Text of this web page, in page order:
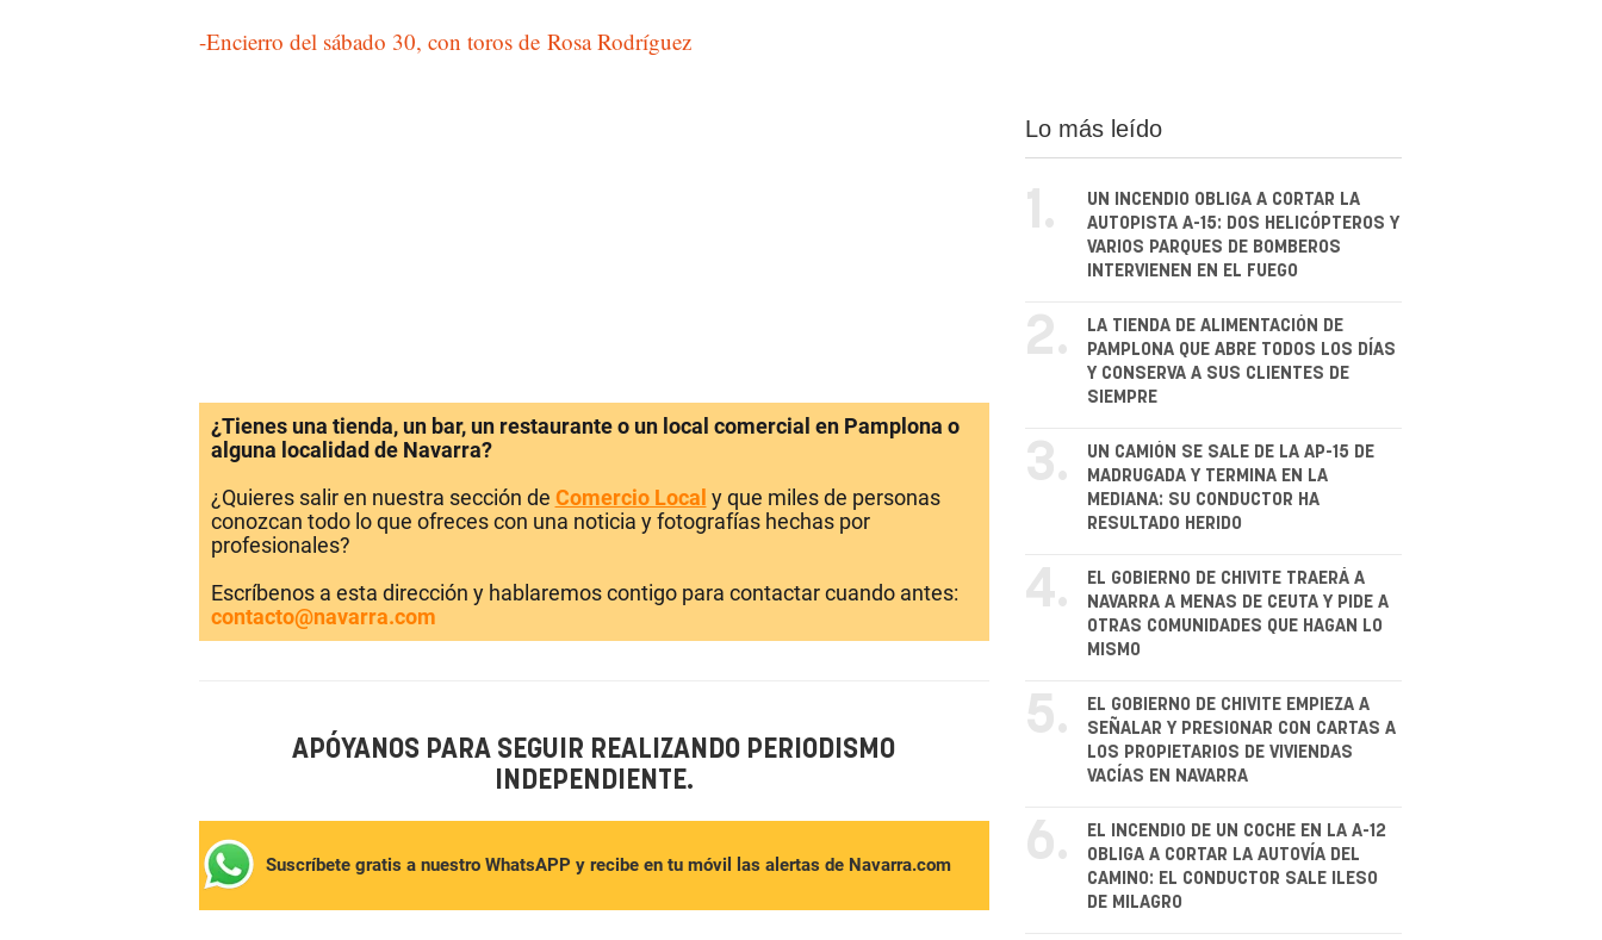
-Encierro del sábado 30, con toros de Rosa Rodríguez
¿Tienes una tienda, un bar, un restaurante o un local comercial en Pamplona o
alguna localidad de Navarra?
¿Quieres salir en nuestra sección de Comercio Local y que miles de personas
conozcan todo lo que ofreces con una noticia y fotografías hechas por
profesionales?
Escríbenos a esta dirección y hablaremos contigo para contactar cuando antes:
contacto@navarra.com
APÓYANOS PARA SEGUIR REALIZANDO PERIODISMO
INDEPENDIENTE.
Suscríbete gratis a nuestro WhatsAPP y recibe en tu móvil las alertas de Navarra.com
Lo más leído
1.
UN INCENDIO OBLIGA A CORTAR LA
AUTOPISTA A-15: DOS HELICÓPTEROS Y
VARIOS PARQUES DE BOMBEROS
INTERVIENEN EN EL FUEGO
2.
LA TIENDA DE ALIMENTACIÓN DE
PAMPLONA QUE ABRE TODOS LOS DÍAS
Y CONSERVA A SUS CLIENTES DE
SIEMPRE
3.
UN CAMIÓN SE SALE DE LA AP-15 DE
MADRUGADA Y TERMINA EN LA
MEDIANA: SU CONDUCTOR HA
RESULTADO HERIDO
4.
EL GOBIERNO DE CHIVITE TRAERÁ A
NAVARRA A MENAS DE CEUTA Y PIDE A
OTRAS COMUNIDADES QUE HAGAN LO
MISMO
5.
EL GOBIERNO DE CHIVITE EMPIEZA A
SEÑALAR Y PRESIONAR CON CARTAS A
LOS PROPIETARIOS DE VIVIENDAS
VACÍAS EN NAVARRA
6.
EL INCENDIO DE UN COCHE EN LA A-12
OBLIGA A CORTAR LA AUTOVÍA DEL
CAMINO: EL CONDUCTOR SALE ILESO
DE MILAGRO